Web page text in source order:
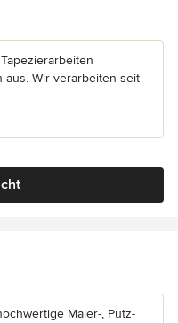
aus. Wir verarbeiten seit
Maler-, Putz-